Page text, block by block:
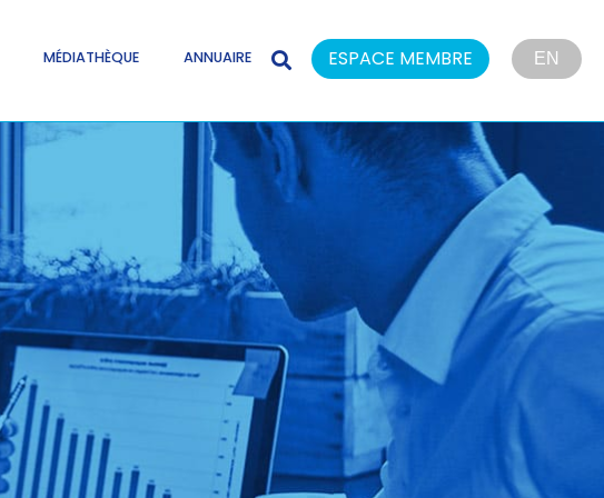
MÉDIATHÈQUE ANNUAIRE ESPACE MEMBRE EN